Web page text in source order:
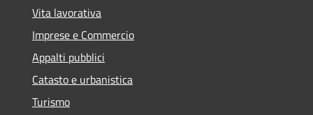
Vita lavorativa
Imprese e Commercio
Appalti pubblici
Catasto e urbanistica
Turismo